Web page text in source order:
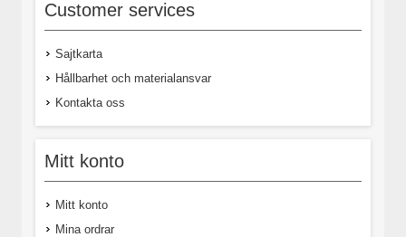
Customer services
Sajtkarta
Hållbarhet och materialansvar
Kontakta oss
Mitt konto
Mitt konto
Mina ordrar